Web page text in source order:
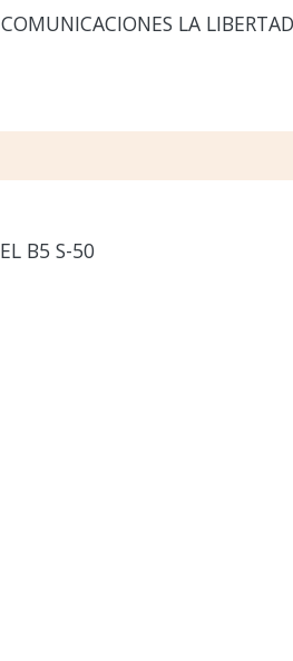
LA LIBERTAD
B5 S-50